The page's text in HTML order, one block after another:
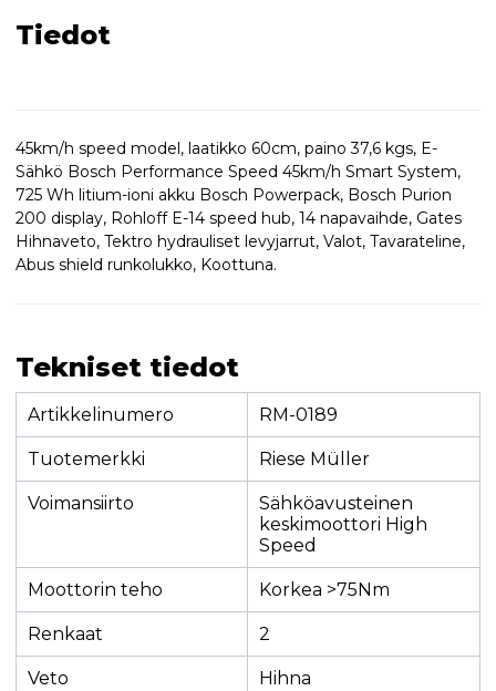
Tiedot
45km/h speed model, laatikko 60cm, paino 37,6 kgs, E-
Sähkö Bosch Performance Speed 45km/h Smart System,
725 Wh litium-ioni akku Bosch Powerpack, Bosch Purion
200 display, Rohloff E-14 speed hub, 14 napavaihde, Gates
Hihnaveto, Tektro hydrauliset levyjarrut, Valot, Tavarateline,
Abus shield runkolukko, Koottuna.
Tekniset tiedot
Artikkelinumero RM-0189
Tuotemerkki Riese Müller
Voimansiirto
Sähköavusteinen
keskimoottori High
Speed
Moottorin teho Korkea >75Nm
Renkaat 2
Veto Hihna